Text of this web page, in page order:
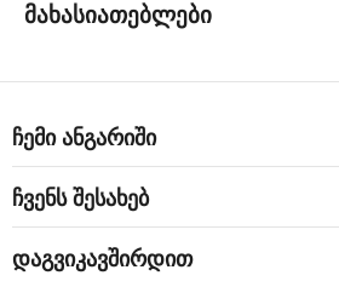
მახასიათებლები
ჩემი ანგარიში
ჩვენს შესახებ
დაგვიკავშირდით